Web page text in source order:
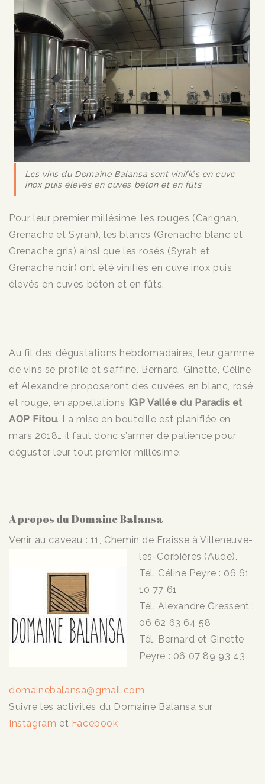
Les vins du Domaine Balansa sont vinifiés en cuve
inox puis élevés en cuves béton et en fûts.
Pour leur premier millésime, les rouges (Carignan,
Grenache et Syrah), les blancs (Grenache blanc et
Grenache gris) ainsi que les rosés (Syrah et
Grenache noir) ont été vinifiés en cuve inox puis
élevés en cuves béton et en fûts.
Au fil des dégustations hebdomadaires, leur gamme
de vins se profile et s’affine. Bernard, Ginette, Céline
et Alexandre proposeront des cuvées en blanc, rosé
et rouge, en appellations IGP Vallée du Paradis et
AOP Fitou. La mise en bouteille est planifiée en
mars 2018… il faut donc s’armer de patience pour
déguster leur tout premier millésime.
A propos du Domaine Balansa
Venir au caveau : 11, Chemin de Fraisse à Villeneuve-
les-Corbières (Aude).
Tél. Céline Peyre : 06 61
10 77 61
Tél. Alexandre Gressent :
06 62 63 64 58
Tél. Bernard et Ginette
Peyre : 06 07 89 93 43
domainebalansa@gmail.com
Suivre les activités du Domaine Balansa sur
Instagram et Facebook